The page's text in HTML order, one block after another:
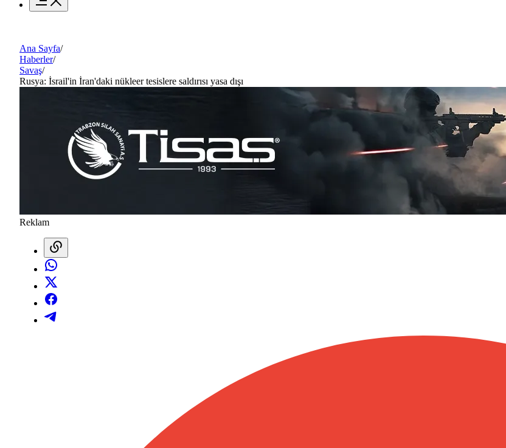
Ana Sayfa/
Haberler/
Savaş/
Rusya: İsrail'in İran'daki nükleer tesislere saldırısı yasa dışı
Reklam